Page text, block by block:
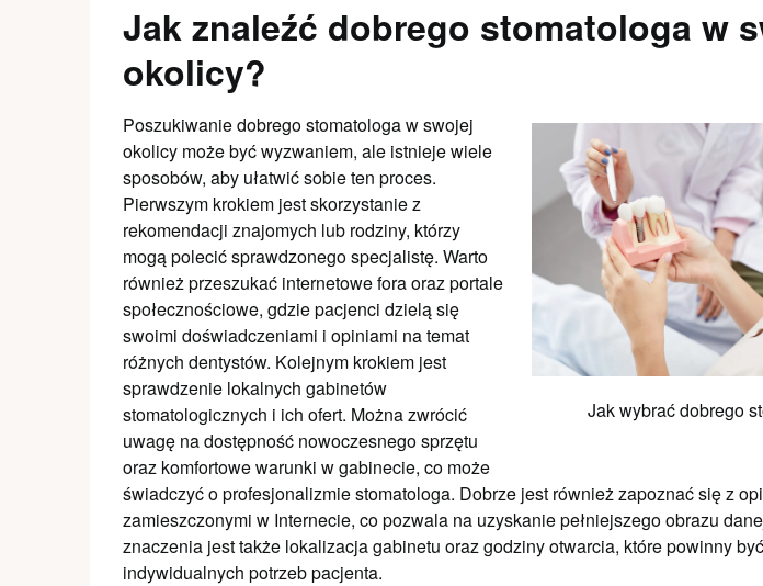
Jak znaleźć dobrego stomatologa w
okolicy?
Jak wybrać dobrego
Poszukiwanie dobrego stomatologa w swojej
okolicy może być wyzwaniem, ale istnieje wiele
sposobów, aby ułatwić sobie ten proces.
Pierwszym krokiem jest skorzystanie z
rekomendacji znajomych lub rodziny, którzy
mogą polecić sprawdzonego specjalistę. Warto
również przeszukać internetowe fora oraz portale
społecznościowe, gdzie pacjenci dzielą się
swoimi doświadczeniami i opiniami na temat
różnych dentystów. Kolejnym krokiem jest
sprawdzenie lokalnych gabinetów
stomatologicznych i ich ofert. Można zwrócić
uwagę na dostępność nowoczesnego sprzętu
oraz komfortowe warunki w gabinecie, co może
świadczyć o profesjonalizmie stomatologa. Dobrze jest również zapoznać się z
zamieszczonymi w Internecie, co pozwala na uzyskanie pełniejszego obrazu
znaczenia jest także lokalizacja gabinetu oraz godziny otwarcia, które powinny
indywidualnych potrzeb pacjenta.